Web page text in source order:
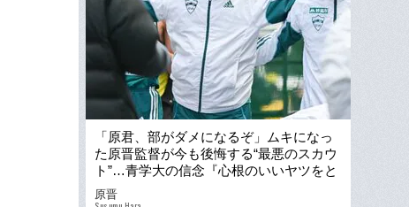
「原君、部がダメになるぞ」ムキになっ
た原晋監督が今も後悔する“最悪のスカウ
ト”…青学大の信念『心根のいいヤツをと
る』はいかに生まれたか？
原晋